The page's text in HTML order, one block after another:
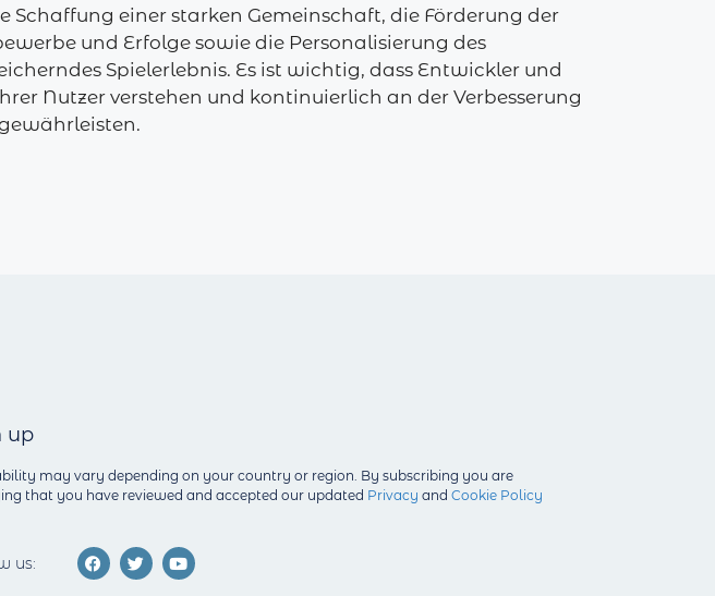
Schaffung einer starken Gemeinschaft, die Förderung der
und Erfolge sowie die Personalisierung des
Spielerlebnis. Es ist wichtig, dass Entwickler und
Nutzer verstehen und kontinuierlich an der Verbesserung
up
may vary depending on your country or region. By subscribing you are
that you have reviewed and accepted our updated Privacy andCookie Policy
us: